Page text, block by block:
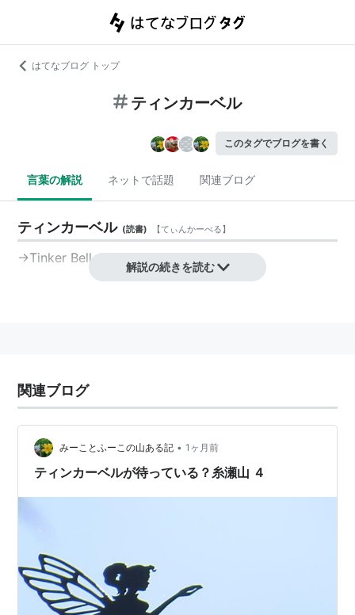
はてなブログ トップ
ティンカーベル
このタグでブログを書く
言葉の解説 ネットで話題 関連ブログ
ティンカーベル (読書) 【てぃんかーべる】
→Tinker Bell
解説の続きを読む
関連ブログ
みーことふーこの山ある記 • 1ヶ月前
ティンカーベルが待っている？糸瀬山 ４